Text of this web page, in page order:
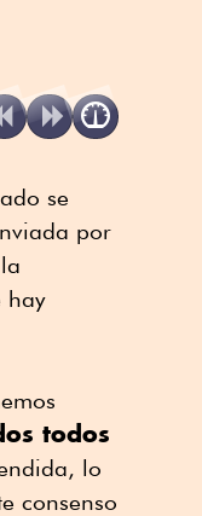
se
por
hay
todos
lo
consenso